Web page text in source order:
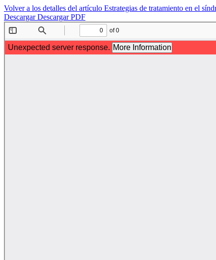
Volver a los detalles del artículo Estrategias de tratamiento en el
DescargarDescargar PDF